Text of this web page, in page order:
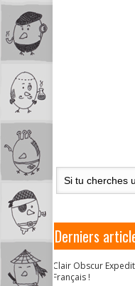
Derniers
Clair Obscur
Français !